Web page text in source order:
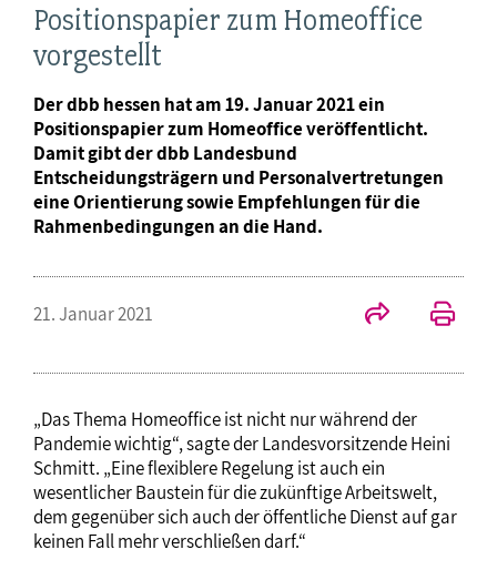
Positionspapier zum Homeoffice
vorgestellt
Der dbb hessen hat am 19. Januar 2021 ein
Positionspapier zum Homeoffice veröffentlicht.
Damit gibt der dbb Landesbund
Entscheidungsträgern und Personalvertretungen
eine Orientierung sowie Empfehlungen für die
Rahmenbedingungen an die Hand.
21. Januar 2021
„Das Thema Homeoffice ist nicht nur während der
Pandemie wichtig“, sagte der Landesvorsitzende Heini
Schmitt. „Eine flexiblere Regelung ist auch ein
wesentlicher Baustein für die zukünftige Arbeitswelt,
dem gegenüber sich auch der öffentliche Dienst auf gar
keinen Fall mehr verschließen darf.“